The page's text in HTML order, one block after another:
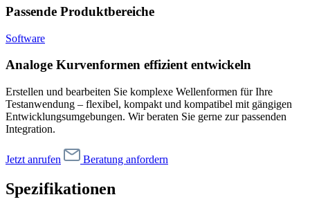
Passende Produktbereiche
Software
Analoge Kurvenformen effizient entwickeln
Erstellen und bearbeiten Sie komplexe Wellenformen für Ihre
Testanwendung – flexibel, kompakt und kompatibel mit gängigen
Entwicklungsumgebungen. Wir beraten Sie gerne zur passenden
Integration.
Jetzt anrufen Beratung anfordern
Spezifikationen